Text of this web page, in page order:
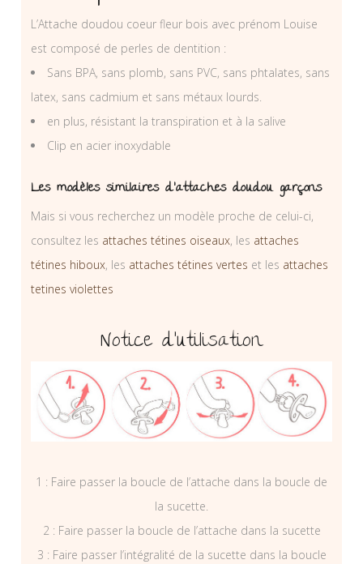
L’Attache doudou coeur fleur bois avec prénom Louise
est composé de perles de dentition :
Sans BPA, sans plomb, sans PVC, sans phtalates, sans
latex, sans cadmium et sans métaux lourds.
en plus, résistant la transpiration et à la salive
Clip en acier inoxydable
Les modèles similaires d’attaches doudou garçons
Mais si vous recherchez un modèle proche de celui-ci,
consultez les attaches tétines oiseaux, les attaches
tétines hiboux, les attaches tétines vertes et les attaches
tetines violettes
Notice d’utilisation
1 : Faire passer la boucle de l’attache dans la boucle de
la sucette.
2 : Faire passer la boucle de l’attache dans la sucette
3 : Faire passer l’intégralité de la sucette dans la boucle